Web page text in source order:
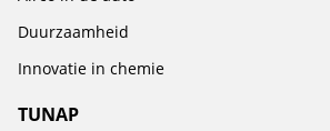
Duurzaamheid
Innovatie in chemie
TUNAP